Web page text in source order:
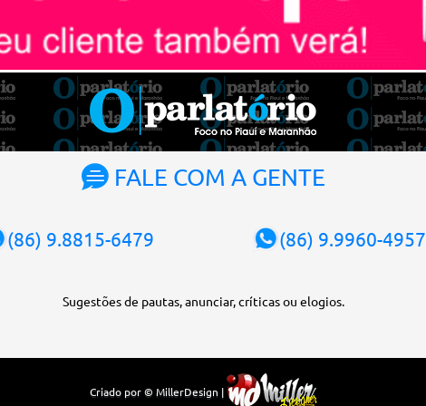
FALE COM A GENTE
(86) 9.8815-6479 (86) 9.9960-4957
Sugestões de pautas, anunciar, críticas ou elogios.
Criado por © MillerDesign |